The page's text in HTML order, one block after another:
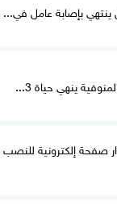
بإصابة عامل في...
ينهي حياة 3...
صفحة إلكترونية للنصب